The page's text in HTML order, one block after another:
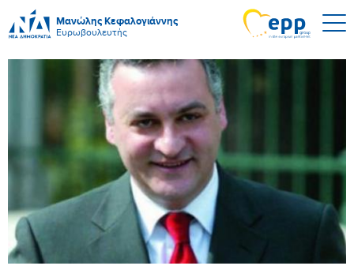
Μανώλης Κεφαλογιάννης
Ευρωβουλευτής